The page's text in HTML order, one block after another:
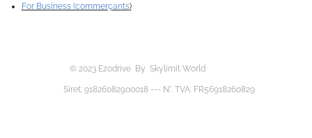
For Business (commerçants)
© 2023 Ezodrive By Skylimit World
Siret: 91826082900018 --- N°. TVA: FR56918260829